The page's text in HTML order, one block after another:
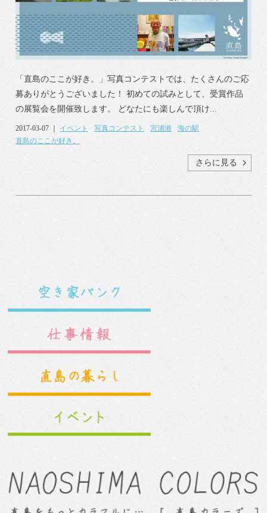
「直島のここが好き。」写真コンテストでは、たくさんのご応
募ありがとうございました！ 初めての試みとして、受賞作品
の展覧会を開催致します。 どなたにも楽しんで頂け...
2017-03-07 ｜ イベント 写真コンテスト 宮浦港
海の駅
直島のここが好き。
さらに見る